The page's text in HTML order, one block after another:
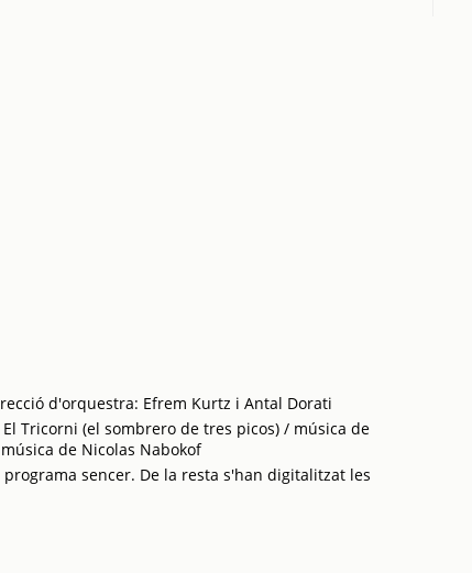
d'orquestra: Efrem Kurtz i Antal Dorati
Tricorni (el sombrero de tres picos) / música de
de Nicolas Nabokof
sencer. De la resta s'han digitalitzat les